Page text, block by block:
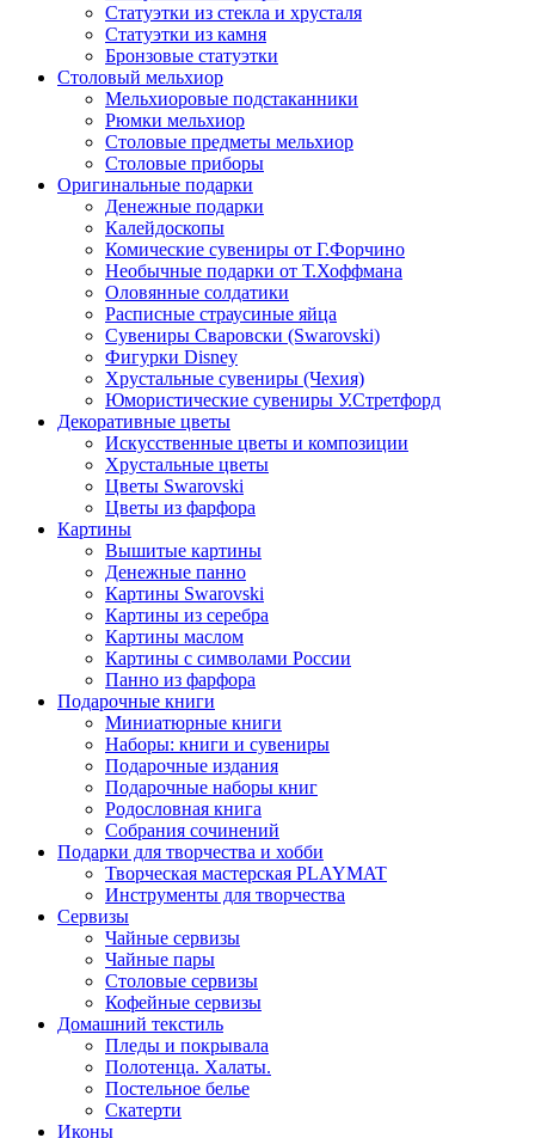
Статуэтки из стекла и хрусталя
Статуэтки из камня
Бронзовые статуэтки
Столовый мельхиор
Мельхиоровые подстаканники
Рюмки мельхиор
Столовые предметы мельхиор
Столовые приборы
Оригинальные подарки
Денежные подарки
Калейдоскопы
Комические сувениры от Г.Форчино
Необычные подарки от Т.Хоффмана
Оловянные солдатики
Расписные страусиные яйца
Сувениры Сваровски (Swarovski)
Фигурки Disney
Хрустальные сувениры (Чехия)
Юмористические сувениры У.Стретфорд
Декоративные цветы
Искусственные цветы и композиции
Хрустальные цветы
Цветы Swarovski
Цветы из фарфора
Картины
Вышитые картины
Денежные панно
Картины Swarovski
Картины из серебра
Картины маслом
Картины с символами России
Панно из фарфора
Подарочные книги
Миниатюрные книги
Наборы: книги и сувениры
Подарочные издания
Подарочные наборы книг
Родословная книга
Собрания сочинений
Подарки для творчества и хобби
Творческая мастерская PLAYMAT
Инструменты для творчества
Cервизы
Чайные сервизы
Чайные пары
Столовые сервизы
Кофейные сервизы
Домашний текстиль
Пледы и покрывала
Полотенца. Халаты.
Постельное белье
Скатерти
Иконы